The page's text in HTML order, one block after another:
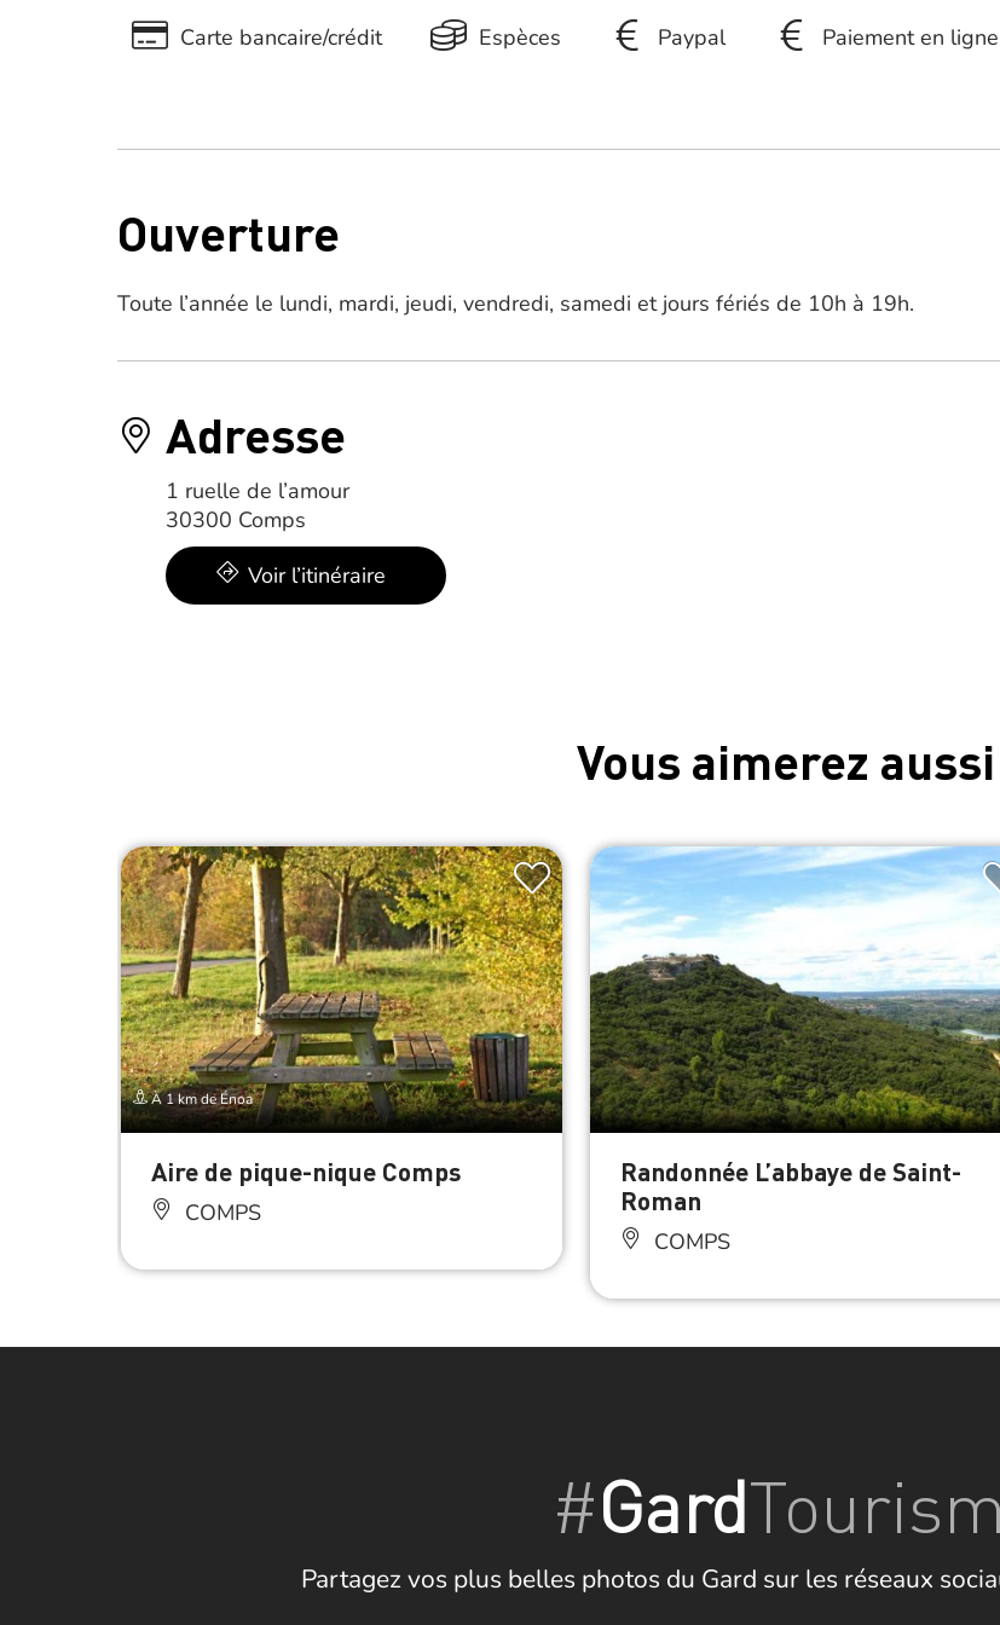
Carte bancaire/crédit Espèces Paypal Paiement en ligne
Ouverture
Toute l’année le lundi, mardi, jeudi, vendredi, samedi et jours fériés de 10h à 19h.
Adresse
1 ruelle de l’amour
30300 Comps
Voir l’itinéraire
Vous aimerez
À 1 km de Énoa
Aire de pique-nique Comps
COMPS
Randonnée L’abbaye de Saint-
Roman
COMPS
#Gard
Partagez vos plus belles photos du Gard sur les réseaux